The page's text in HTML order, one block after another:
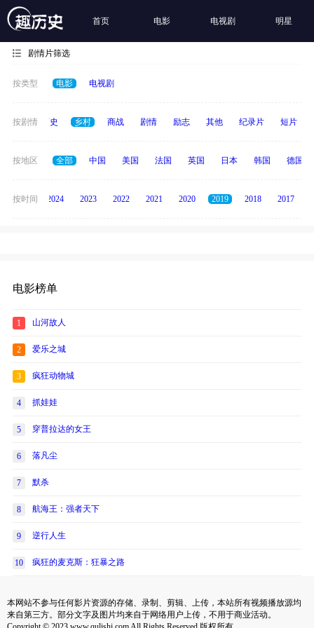
首页 电影 电视剧 明星
剧情片筛选
按类型 电影 电视剧
按剧情
奇幻 历史 乡村 商战 剧情 励志 其他 纪录片 短片
按地区 全部 中国 美国 法国 英国 日本 韩国 德国
按时间
2025 2024 2023 2022 2021 2020 2019 2018 2017
电影榜单
1 山河故人
2 爱乐之城
3 疯狂动物城
4 抓娃娃
5 穿普拉达的女王
6 落凡尘
7 默杀
8 航海王：强者天下
9 逆行人生
10 疯狂的麦克斯：狂暴之路
本网站不参与任何影片资源的存储、录制、剪辑、上传，本站所有视频播放源均
来自第三方。部分文字及图片均来自于网络用户上传，不用于商业活动。